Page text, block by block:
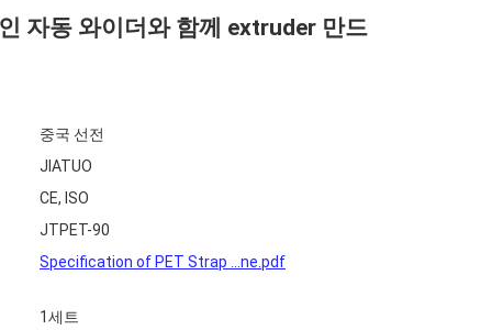
자동 와이더와 함께 extruder 만드
중국 선전
JIATUO
CE, ISO
JTPET-90
Specification of PET Strap ...ne.pdf
1세트